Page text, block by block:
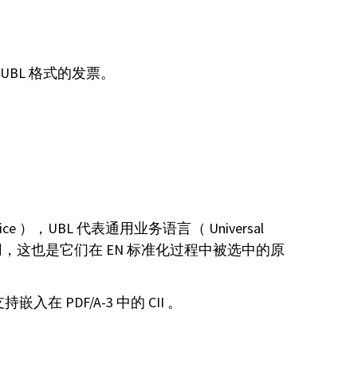
格式的发票。
），UBL 代表通用业务语言（ Universal
这也是它们在 EN 标准化过程中被选中的原
嵌入在 PDF/A-3 中的 CII 。